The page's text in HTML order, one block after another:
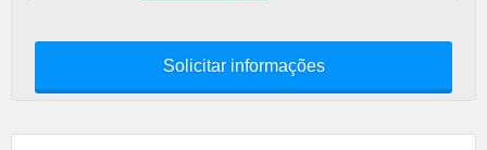
Solicitar informações